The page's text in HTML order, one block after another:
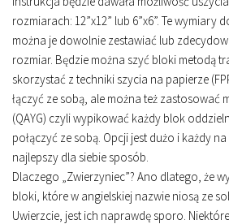
rozmiarach: 12”x12” lub 6”x6”. Te wymiary
można je dowolnie zestawiać lub
rozmiar. Będzie można szyć bloki metodą
skorzystać z techniki szycia na papierze
łączyć ze sobą, ale można też zastosować
(QAYG) czyli wypikować każdy blok
połączyć ze sobą. Opcji jest dużo i każdy
najlepszy dla siebie sposób.
Dlaczego „Zwierzyniec”? Ano dlatego, że
bloki, które w angielskiej nazwie niosą ze
Uwierzcie, jest ich naprawdę sporo.